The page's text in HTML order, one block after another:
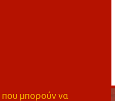
μπορούν να